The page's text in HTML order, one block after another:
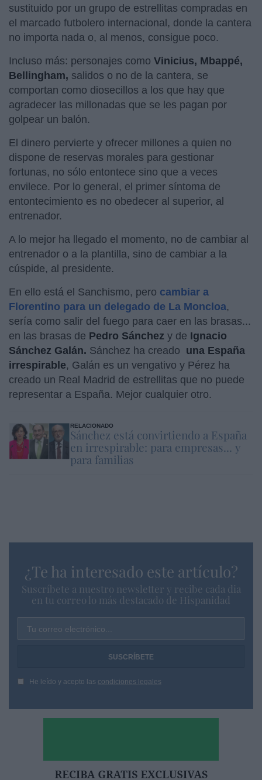
sustituido por un grupo de estrellitas compradas en
el marcado futbolero internacional, donde la cantera
no importa nada o, al menos, consigue poco.
Incluso más: personajes como Vinicius, Mbappé,
Bellingham, salidos o no de la cantera, se
comportan como diosecillos a los que hay que
agradecer las millonadas que se les pagan por
golpear un balón.
El dinero pervierte y ofrecer millones a quien no
dispone de reservas morales para gestionar
fortunas, no sólo entontece sino que a veces
envilece. Por lo general, el primer síntoma de
entontecimiento es no obedecer al superior, al
entrenador.
A lo mejor ha llegado el momento, no de cambiar al
entrenador o a la plantilla, sino de cambiar a la
cúspide, al presidente.
En ello está el Sanchismo, pero cambiar a
Florentino para un delegado de La Moncloa,
sería como salir del fuego para caer en las brasas...
en las brasas de Pedro Sánchez y de Ignacio
Sánchez Galán. Sánchez ha creado una España
irrespirable, Galán es un vengativo y Pérez ha
creado un Real Madrid de estrellitas que no puede
representar a España. Mejor cualquier otro.
RELACIONADO
Sánchez está convirtiendo a España
en irrespirable: para empresas... y
para familias
¿Te ha interesado este artículo?
Suscríbete a nuestro newsletter y recibe cada dia
en tu correo lo más destacado de Hispanidad
Tu correo electrónico...
He leído y acepto las condiciones legales